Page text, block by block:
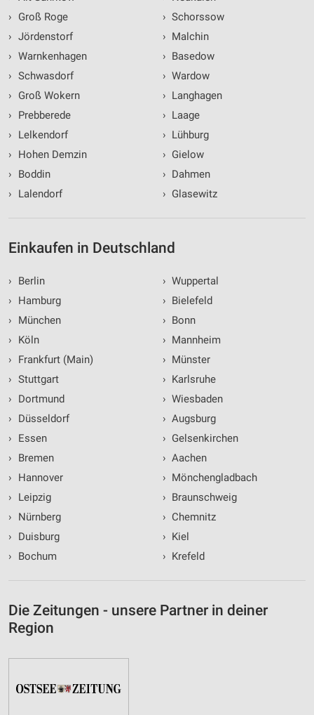
›
Groß Roge
› Jördenstorf
› Warnkenhagen
› Schwasdorf
›
Groß Wokern
›
Prebberede
›
Lelkendorf
›
Hohen Demzin
›
Boddin
›
Lalendorf
› Schorssow
› Malchin
› Basedow
› Wardow
› Langhagen
› Laage
› Lühburg
› Gielow
› Dahmen
› Glasewitz
Einkaufen in Deutschland
›
Berlin
›
Hamburg
›
München
›
Köln
›
Frankfurt (Main)
› Stuttgart
›
Dortmund
›
Düsseldorf
›
Essen
›
Bremen
›
Hannover
›
Leipzig
›
Nürnberg
›
Duisburg
›
Bochum
› Wuppertal
› Bielefeld
› Bonn
› Mannheim
› Münster
› Karlsruhe
› Wiesbaden
› Augsburg
› Gelsenkirchen
› Aachen
› Mönchengladbach
› Braunschweig
› Chemnitz
› Kiel
› Krefeld
Die Zeitungen - unsere Partner in deiner
Region